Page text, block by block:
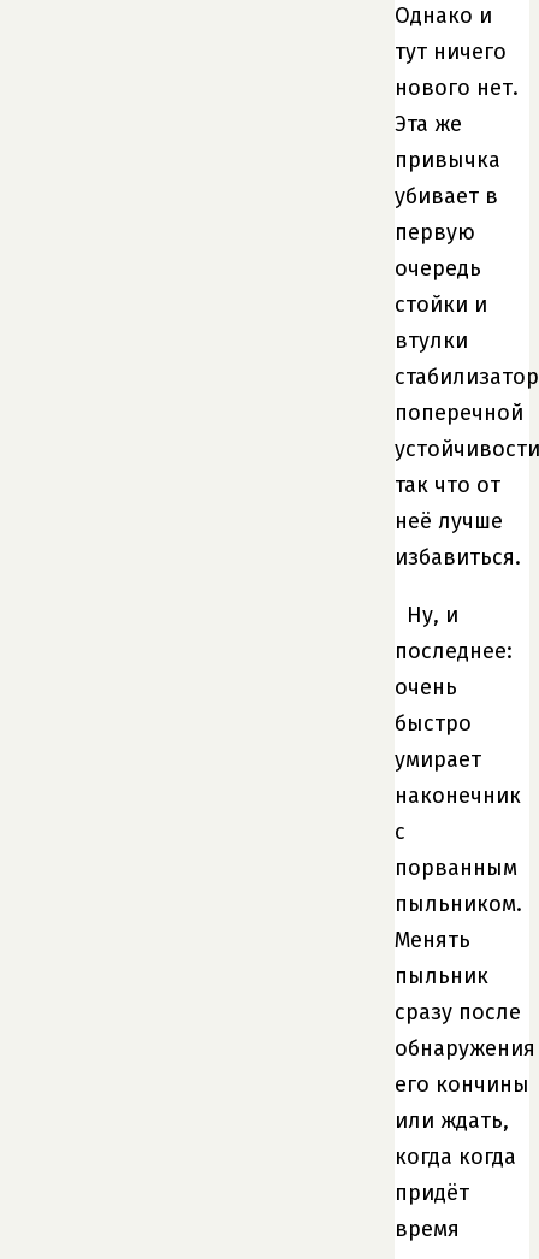
Однако и
тут ничего
нового нет.
Эта же
привычка
убивает в
первую
очередь
стойки и
втулки
поперечной
так что от
неё лучше
избавиться.
Ну, и
последнее:
очень
быстро
умирает
наконечник
с
порванным
пыльником.
Менять
пыльник
сразу после
обнаружения
его кончины
или ждать,
когда когда
придёт
время